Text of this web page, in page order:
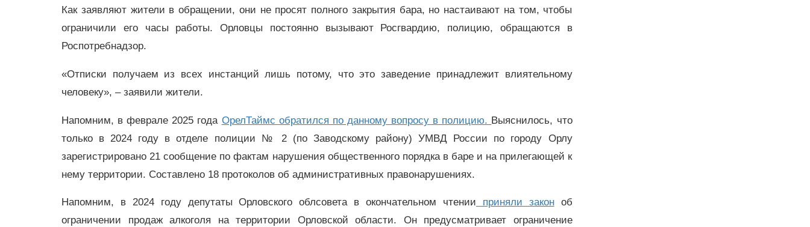
Как заявляют жители в обращении, они не просят полного закрытия бара, но настаивают на том, чтобы
ограничили его часы работы. Орловцы постоянно вызывают Росгвардию, полицию, обращаются в
Роспотребнадзор.
«Отписки получаем из всех инстанций лишь потому, что это заведение принадлежит влиятельному
человеку», – заявили жители.
Напомним, в феврале 2025 года ОрелТаймс обратился по данному вопросу в полицию. Выяснилось, что
только в 2024 году в отделе полиции № 2 (по Заводскому району) УМВД России по городу Орлу
зарегистрировано 21 сообщение по фактам нарушения общественного порядка в баре и на прилегающей к
нему территории. Составлено 18 протоколов об административных правонарушениях.
Напомним, в 2024 году депутаты Орловского облсовета в окончательном чтении приняли законоб
ограничении продаж алкоголя на территории Орловской области. Он предусматривает ограничение